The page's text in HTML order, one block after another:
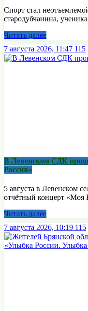
Спорт стал
стародубчанина,
Читать далее
7 августа 2026, 11:47 115
В Левенском СДК
Россия»
5 августа в Левенском
отчётный концерт «Моя
Читать далее
7 августа 2026, 10:19 115